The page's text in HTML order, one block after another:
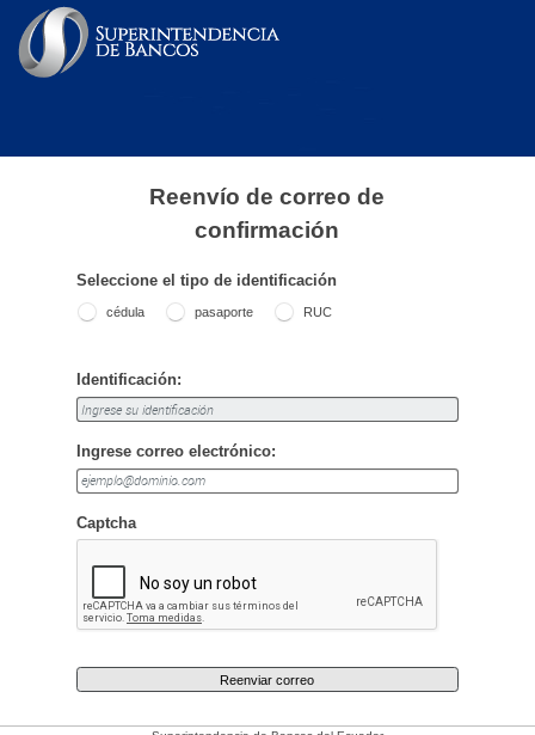
Reenvío de correo de
confirmación
Seleccione el tipo de identificación
cédula pasaporte RUC
Identificación:
Ingrese correo electrónico:
Captcha
Reenviar correo